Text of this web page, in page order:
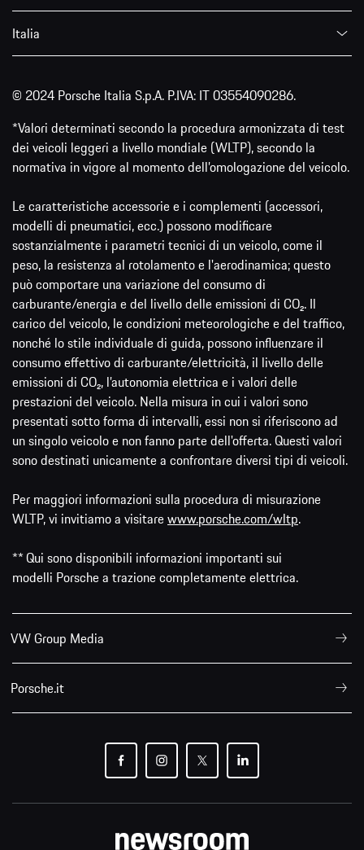
Italia
© 2024 Porsche Italia S.p.A. P.IVA: IT 03554090286.
*Valori determinati secondo la procedura armonizzata di test
dei veicoli leggeri a livello mondiale (WLTP), secondo la
normativa in vigore al momento dell’omologazione del veicolo.
Le caratteristiche accessorie e i complementi (accessori,
modelli di pneumatici, ecc.) possono modificare
sostanzialmente i parametri tecnici di un veicolo, come il
peso, la resistenza al rotolamento e l'aerodinamica; questo
può comportare una variazione del consumo di
carburante/energia e del livello delle emissioni di CO₂. Il
carico del veicolo, le condizioni meteorologiche e del traffico,
nonché lo stile individuale di guida, possono influenzare il
consumo effettivo di carburante/elettricità, il livello delle
emissioni di CO₂, l’autonomia elettrica e i valori delle
prestazioni del veicolo. Nella misura in cui i valori sono
presentati sotto forma di intervalli, essi non si riferiscono ad
un singolo veicolo e non fanno parte dell'offerta. Questi valori
sono destinati unicamente a confrontare diversi tipi di veicoli.
Per maggiori informazioni sulla procedura di misurazione
WLTP, vi invitiamo a visitarewww.porsche.com/wltp.
** Qui sono disponibili informazioni importanti sui
modelli Porsche a trazione completamente elettrica.
VW Group Media
Porsche.it